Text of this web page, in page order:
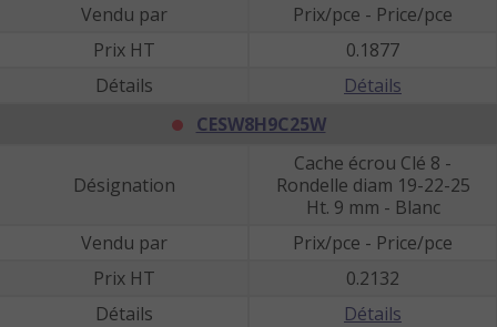
Vendu par
Prix/pce - Price/pce
Prix HT
0.1877
Détails
Détails
CESW8H9C25W
Désignation
Cache écrou Clé 8 -
Rondelle diam 19-22-25
Ht. 9 mm - Blanc
Vendu par
Prix/pce - Price/pce
Prix HT
0.2132
Détails
Détails